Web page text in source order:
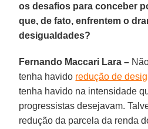
os desafios para conceber
que, de fato, enfrentem o
desigualdades?
Fernando Maccari Lara –
tenha havido redução de
tenha havido na intensidade
progressistas desejavam.
redução da parcela da renda